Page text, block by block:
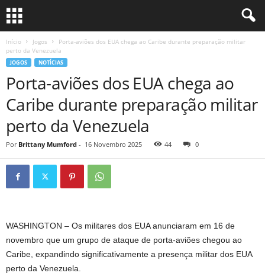
Início Jogos
Porta-aviões dos EUA chega ao Caribe durante preparação militar
perto da Venezuela
JOGOS NOTÍCIAS
Porta-aviões dos EUA chega ao
Caribe durante preparação militar
perto da Venezuela
Por Brittany Mumford - 16 Novembro 2025 44 0
WASHINGTON – Os militares dos EUA anunciaram em 16 de
novembro que um grupo de ataque de porta-aviões chegou ao
Caribe, expandindo significativamente a presença militar dos EUA
perto da Venezuela.